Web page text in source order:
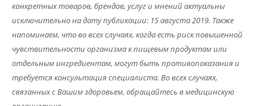
конкретных товаров, брендов, услуг и мнений актуальны
исключительно на дату публикации: 15 августа 2019. Также
напоминаем, что во всех случаях, когда есть риск повышенной
чувствительности организма к пищевым продуктам или
отдельным ингредиентам, могут быть противопоказания и
требуется консультация специалиста. Во всех случаях,
связанных с Вашим здоровьем, обращайтесь в медицинскую